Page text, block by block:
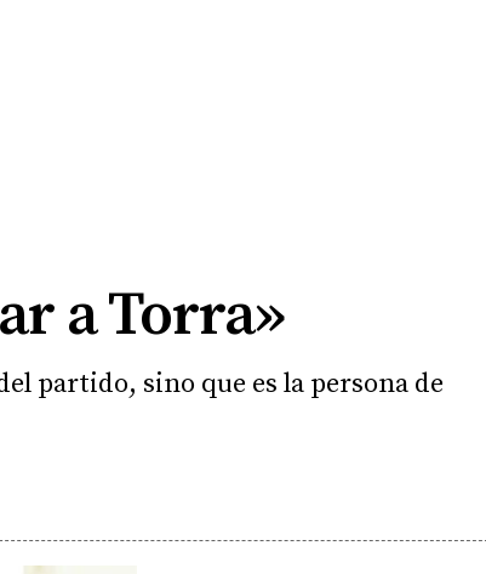
a Torra»
partido, sino que es la persona de